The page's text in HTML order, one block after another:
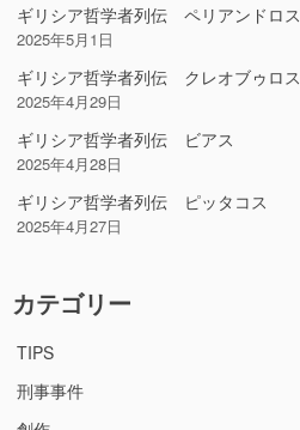
ギリシア哲学者列伝 ペリアンドロス
2025年5月1日
ギリシア哲学者列伝 クレオブゥロス
2025年4月29日
ギリシア哲学者列伝 ビアス
2025年4月28日
ギリシア哲学者列伝 ピッタコス
2025年4月27日
カテゴリー
TIPS
刑事事件